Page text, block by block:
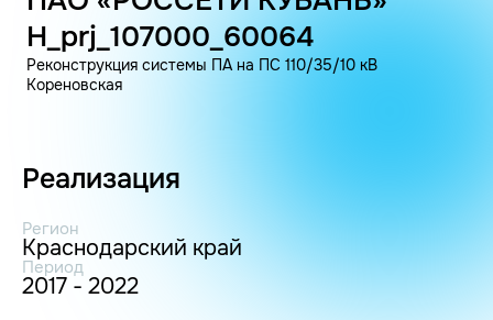
H_prj_107000_60064
Реконструкция системы ПА на ПС 110/35/10 кВ
Кореновская
Реализация
Регион
Краснодарский край
Период
2017 - 2022